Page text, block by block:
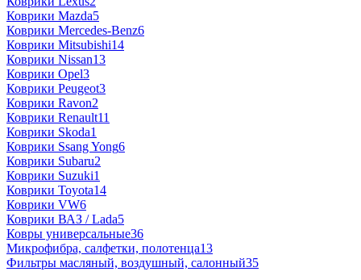
Коврики Mazda5
Коврики Mercedes-Benz6
Коврики Mitsubishi14
Коврики Nissan13
Коврики Opel3
Коврики Peugeot3
Коврики Ravon2
Коврики Renault11
Коврики Skoda1
Коврики Ssang Yong6
Коврики Subaru2
Коврики Suzuki1
Коврики Toyota14
Коврики VW6
Коврики ВАЗ / Lada5
Ковры универсальные36
Микрофибра, салфетки, полотенца13
Фильтры масляный, воздушный, салонный35